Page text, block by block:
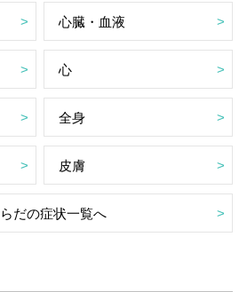
心臓・血液
心
全身
皮膚
だの症状一覧へ